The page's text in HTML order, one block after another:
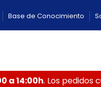
Base de Conocimiento
a 14:00h. Los pedidos